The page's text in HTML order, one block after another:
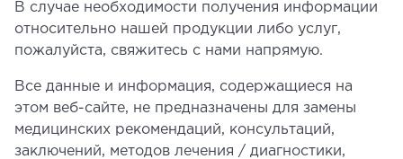
В случае необходимости получения информации
относительно нашей продукции либо услуг,
пожалуйста, свяжитесь с нами напрямую.
Все данные и информация, содержащиеся на
этом веб-сайте, не предназначены для замены
медицинских рекомендаций, консультаций,
заключений, методов лечения / диагностики,